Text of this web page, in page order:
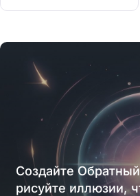
Создайте
рисуйте иллюзии,